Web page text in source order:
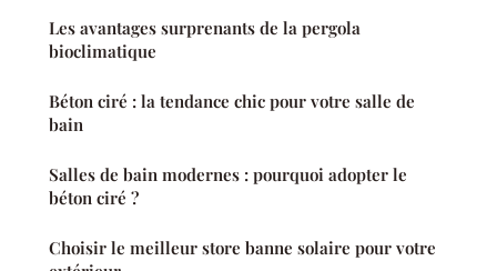
Les avantages surprenants de la pergola
bioclimatique
Béton ciré : la tendance chic pour votre salle de
bain
Salles de bain modernes : pourquoi adopter le
béton ciré ?
Choisir le meilleur store banne solaire pour votre